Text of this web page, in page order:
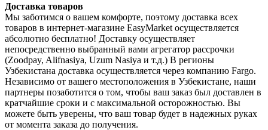
Доставка товаров
Мы заботимся о вашем комфорте, поэтому доставка всех
товаров в интернет-магазине EasyMarket осуществляется
абсолютно бесплатно! Доставку осуществляет
непосредственно выбранный вами агрегатор рассрочки
(Zoodpay, Alifnasiya, Uzum Nasiya и т.д.) В регионы
Узбекистана доставка осуществляется через компанию Fargo.
Независимо от вашего местоположения в Узбекистане, наши
партнеры позаботится о том, чтобы ваш заказ был доставлен в
кратчайшие сроки и с максимальной осторожностью. Вы
можете быть уверены, что ваш товар будет в надежных руках
от момента заказа до получения.